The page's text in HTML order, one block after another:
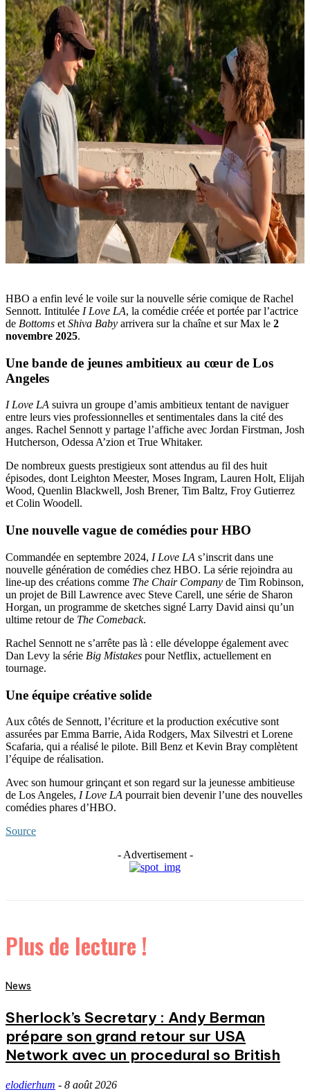
HBO a enfin levé le voile sur la nouvelle série comique de Rachel
Sennott. Intitulée I Love LA, la comédie créée et portée par l’actrice
de Bottoms et Shiva Baby arrivera sur la chaîne et sur Max le 2
novembre 2025.
Une bande de jeunes ambitieux au cœur de Los
Angeles
I Love LA suivra un groupe d’amis ambitieux tentant de naviguer
entre leurs vies professionnelles et sentimentales dans la cité des
anges. Rachel Sennott y partage l’affiche avec Jordan Firstman, Josh
Hutcherson, Odessa A’zion et True Whitaker.
De nombreux guests prestigieux sont attendus au fil des huit
épisodes, dont Leighton Meester, Moses Ingram, Lauren Holt, Elijah
Wood, Quenlin Blackwell, Josh Brener, Tim Baltz, Froy Gutierrez
et Colin Woodell.
Une nouvelle vague de comédies pour HBO
Commandée en septembre 2024, I Love LA s’inscrit dans une
nouvelle génération de comédies chez HBO. La série rejoindra au
line-up des créations comme The Chair Company de Tim Robinson,
un projet de Bill Lawrence avec Steve Carell, une série de Sharon
Horgan, un programme de sketches signé Larry David ainsi qu’un
ultime retour de The Comeback.
Rachel Sennott ne s’arrête pas là : elle développe également avec
Dan Levy la série Big Mistakes pour Netflix, actuellement en
tournage.
Une équipe créative solide
Aux côtés de Sennott, l’écriture et la production exécutive sont
assurées par Emma Barrie, Aida Rodgers, Max Silvestri et Lorene
Scafaria, qui a réalisé le pilote. Bill Benz et Kevin Bray complètent
l’équipe de réalisation.
Avec son humour grinçant et son regard sur la jeunesse ambitieuse
de Los Angeles, I Love LA pourrait bien devenir l’une des nouvelles
comédies phares d’HBO.
Source
- Advertisement -
Plus de lecture !
News
Sherlock’s Secretary : Andy Berman
prépare son grand retour sur USA
Network avec un procedural so British
elodierhum - 8 août 2026